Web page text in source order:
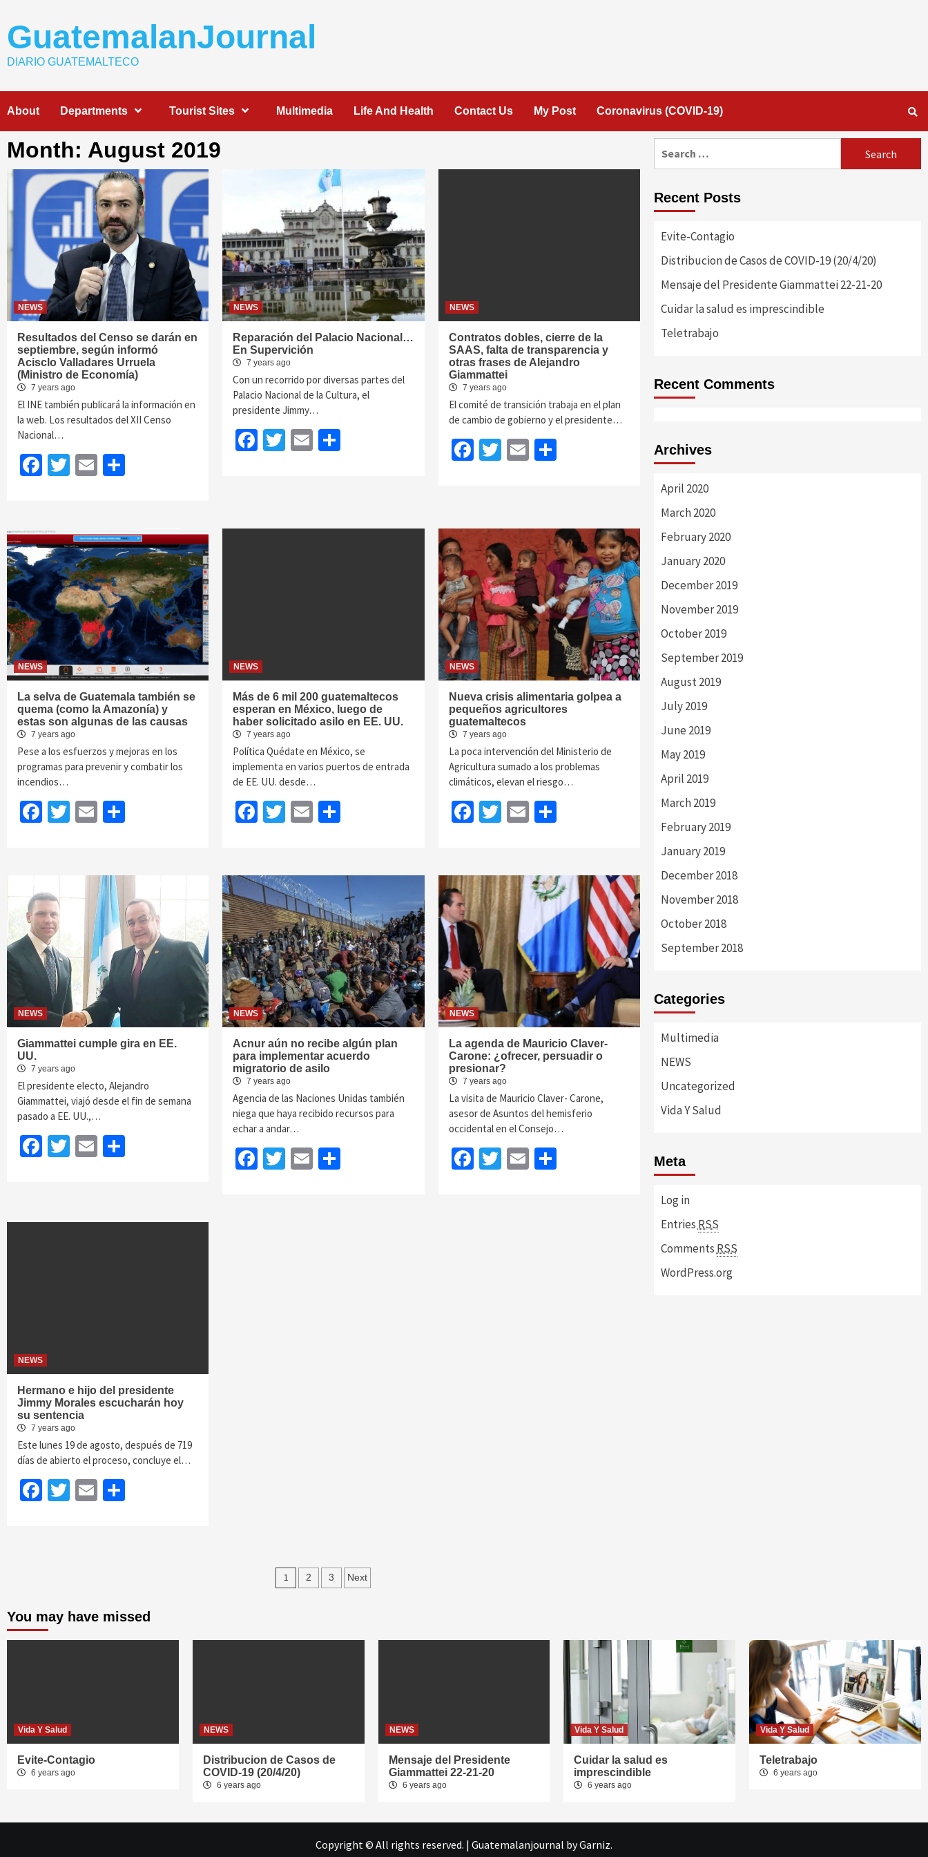
content
GuatemalanJournal
DIARIO GUATEMALTECO
About Departments Tourist Sites Multimedia Life And Health Contact Us My Post Coronavirus (COVID-19)
Month: August 2019
NEWS
Resultados del Censo se darán en
septiembre, según informó
Acisclo Valladares Urruela
(Ministro de Economía)
7 years ago
El INE también publicará la información en
la web. Los resultados del XII Censo
Nacional…
Facebook
Twitter
Email
NEWS
Reparación del Palacio Nacional…
En Supervición
7 years ago
Con un recorrido por diversas partes del
Palacio Nacional de la Cultura, el
presidente Jimmy…
Facebook
Twitter
Email
NEWS
Contratos dobles, cierre de la
SAAS, falta de transparencia y
otras frases de Alejandro
Giammattei
7 years ago
El comité de transición trabaja en el plan
de cambio de gobierno y el presidente…
Facebook
Twitter
EmailShare
NEWS
La selva de Guatemala también se
quema (como la Amazonía) y
estas son algunas de las causas
7 years ago
Pese a los esfuerzos y mejoras en los
programas para prevenir y combatir los
incendios…
Facebook
Twitter
Email
NEWS
Más de 6 mil 200 guatemaltecos
esperan en México, luego de
haber solicitado asilo en EE. UU.
7 years ago
Política Quédate en México, se
implementa en varios puertos de entrada
de EE. UU. desde…
Facebook
Twitter
Email
NEWS
Nueva crisis alimentaria golpea a
pequeños agricultores
guatemaltecos
7 years ago
La poca intervención del Ministerio de
Agricultura sumado a los problemas
climáticos, elevan el riesgo…
Facebook
Twitter
EmailShare
NEWS
Giammattei cumple gira en EE.
UU.
7 years ago
El presidente electo, Alejandro
Giammattei, viajó desde el fin de semana
pasado a EE. UU.,…
Facebook
Twitter
Email
NEWS
Acnur aún no recibe algún plan
para implementar acuerdo
migratorio de asilo
7 years ago
Agencia de las Naciones Unidas también
niega que haya recibido recursos para
echar a andar…
Facebook
Twitter
Email
NEWS
La agenda de Mauricio Claver-
Carone: ¿ofrecer, persuadir o
presionar?
7 years ago
La visita de Mauricio Claver- Carone,
asesor de Asuntos del hemisferio
occidental en el Consejo…
Facebook
Twitter
EmailShare
NEWS
Hermano e hijo del presidente
Jimmy Morales escucharán hoy
su sentencia
7 years ago
Este lunes 19 de agosto, después de 719
días de abierto el proceso, concluye el…
Facebook
Twitter
Email
Posts
1 2 3 Next
Recent Posts
Evite-Contagio
Distribucion de Casos de COVID-19 (20/4/20)
Mensaje del Presidente Giammattei 22-21-20
Cuidar la salud es imprescindible
Teletrabajo
Recent Comments
Archives
April 2020
March 2020
February 2020
January 2020
December 2019
November 2019
October 2019
September 2019
August 2019
July 2019
June 2019
May 2019
April 2019
March 2019
February 2019
January 2019
December 2018
November 2018
October 2018
September 2018
Categories
Multimedia
NEWS
Uncategorized
Vida Y Salud
Meta
Log in
Entries RSS
Comments RSS
WordPress.org
You may have missed
Vida Y Salud
Evite-Contagio
6 years ago
NEWS
Distribucion de Casos de
COVID-19 (20/4/20)
6 years ago
NEWS
Mensaje del Presidente
Giammattei 22-21-20
6 years ago
Vida Y Salud
Cuidar la salud es
imprescindible
6 years ago
Vida Y Salud
Teletrabajo
6 years ago
Copyright © All rights reserved. | Guatemalanjournal by Garniz.